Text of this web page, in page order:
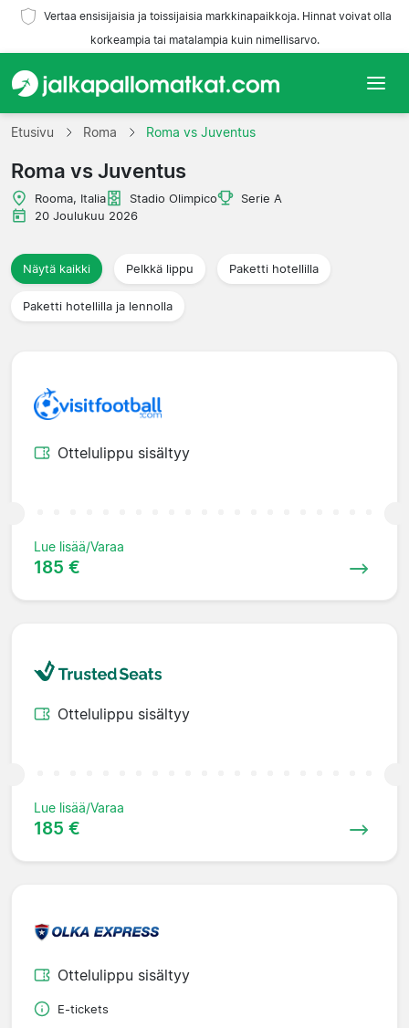
Vertaa ensisijaisia ja toissijaisia markkinapaikkoja. Hinnat voivat olla
korkeampia tai matalampia kuin nimellisarvo.
Etusivu
Joukkueet
Liigat
Matkatoimistoja
Etusivu Roma Roma vs Juventus
Roma vs Juventus
Rooma, Italia Stadio Olimpico
Serie A
20 Joulukuu 2026
Näytä kaikki Pelkkä lippu Paketti hotellilla
Paketti hotellilla ja lennolla
Ottelulippu sisältyy
Lue lisää/Varaa
185 €
Ottelulippu sisältyy
Lue lisää/Varaa
185 €
Ottelulippu sisältyy
E-tickets